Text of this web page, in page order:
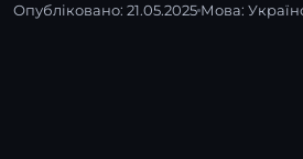
Опубліковано: 21.05.2025 Мова: